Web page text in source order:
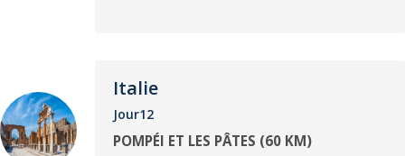
Italie
Jour12
POMPÉI ET LES PÂTES (60 KM)